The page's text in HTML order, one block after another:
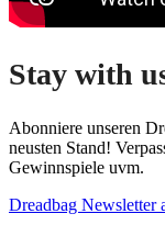
Stay with
Abonniere unseren
neusten Stand!
Gewinnspiele uvm.
Dreadbag Newsletter